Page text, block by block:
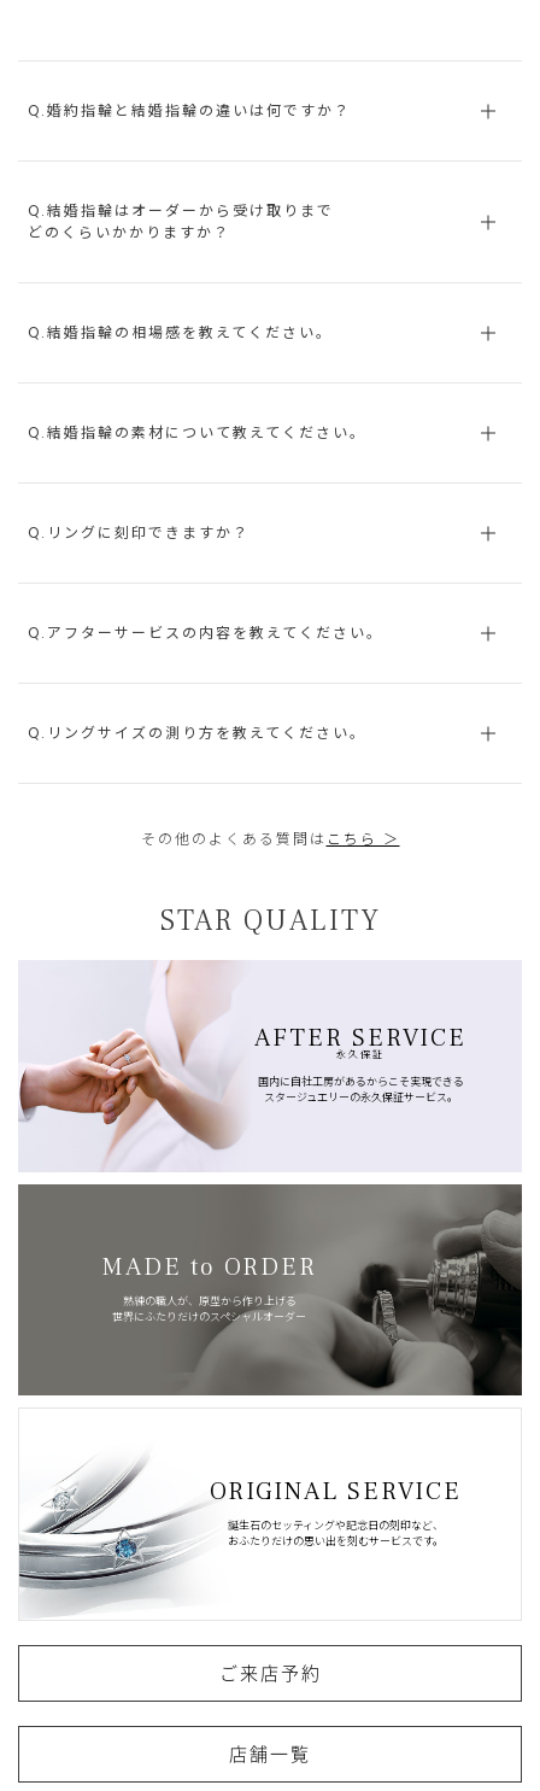
Q.婚約指輪と結婚指輪の違いは何ですか？
Q.結婚指輪はオーダーから受け取りまで
どのくらいかかりますか？
Q.結婚指輪の相場感を教えてください。
Q.結婚指輪の素材について教えてください。
Q.リングに刻印できますか？
Q.アフターサービスの内容を教えてください。
Q.リングサイズの測り方を教えてください。
その他のよくある質問は こちら ＞
STAR QUALITY
AFTER SERVICE
永久保証
国内に自社工房があるからこそ実現できる
スタージュエリーの永久保証サービス。
MADE to ORDER
熟練の職人が、原型から作り上げる
世界にふたりだけのスペシャルオーダー
ORIGINAL SERVICE
誕生石のセッティングや記念日の刻印など、
おふたりだけの思い出を刻むサービスです。
ご来店予約
店舗一覧